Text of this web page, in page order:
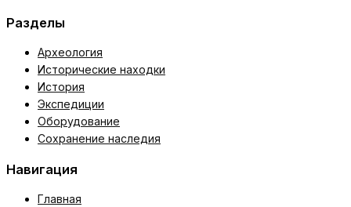
Разделы
Археология
Исторические находки
История
Экспедиции
Оборудование
Сохранение наследия
Навигация
Главная